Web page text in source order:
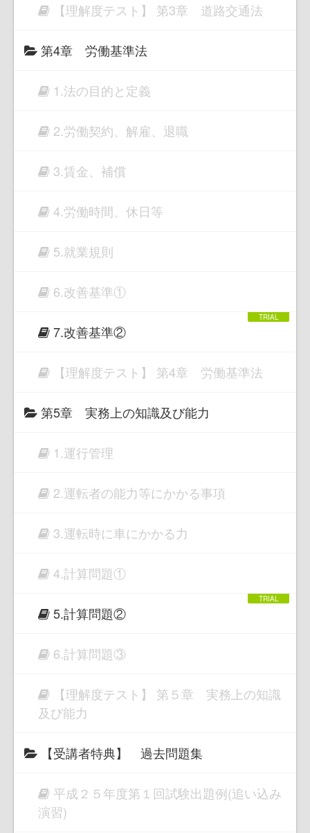
【理解度テスト】 第3章 道路交通法
第4章 労働基準法
1.法の目的と定義
2.労働契約、解雇、退職
3.賃金、補償
4.労働時間、休日等
5.就業規則
6.改善基準①
7.改善基準②
【理解度テスト】 第4章 労働基準法
第5章 実務上の知識及び能力
1.運行管理
2.運転者の能力等にかかる事項
3.運転時に車にかかる力
4.計算問題①
5.計算問題②
6.計算問題③
【理解度テスト】 第５章 実務上の知識
及び能力
【受講者特典】 過去問題集
平成２５年度第１回試験出題例(追い込み
演習)